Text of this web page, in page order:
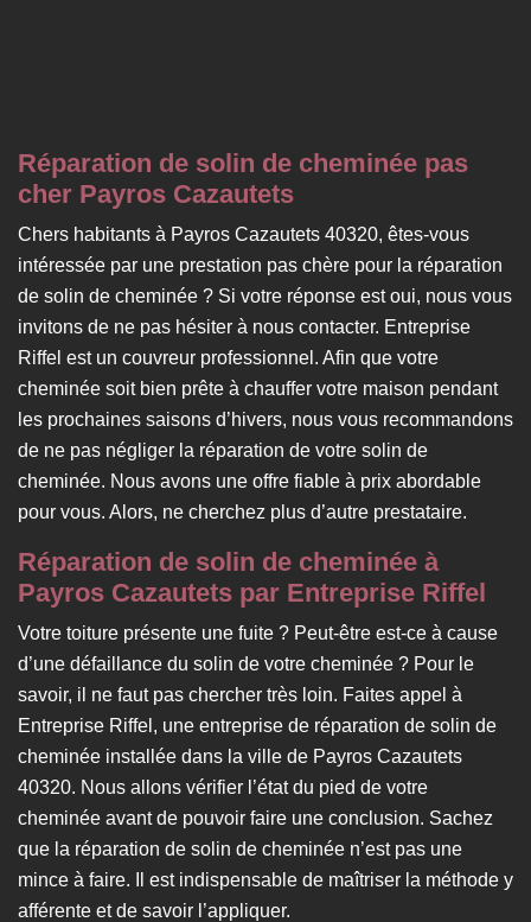
Réparation de solin de cheminée pas
cher Payros Cazautets
Chers habitants à Payros Cazautets 40320, êtes-vous
intéressée par une prestation pas chère pour la réparation
de solin de cheminée ? Si votre réponse est oui, nous vous
invitons de ne pas hésiter à nous contacter. Entreprise
Riffel est un couvreur professionnel. Afin que votre
cheminée soit bien prête à chauffer votre maison pendant
les prochaines saisons d’hivers, nous vous recommandons
de ne pas négliger la réparation de votre solin de
cheminée. Nous avons une offre fiable à prix abordable
pour vous. Alors, ne cherchez plus d’autre prestataire.
Réparation de solin de cheminée à
Payros Cazautets par Entreprise Riffel
Votre toiture présente une fuite ? Peut-être est-ce à cause
d’une défaillance du solin de votre cheminée ? Pour le
savoir, il ne faut pas chercher très loin. Faites appel à
Entreprise Riffel, une entreprise de réparation de solin de
cheminée installée dans la ville de Payros Cazautets
40320. Nous allons vérifier l’état du pied de votre
cheminée avant de pouvoir faire une conclusion. Sachez
que la réparation de solin de cheminée n’est pas une
mince à faire. Il est indispensable de maîtriser la méthode y
afférente et de savoir l’appliquer.